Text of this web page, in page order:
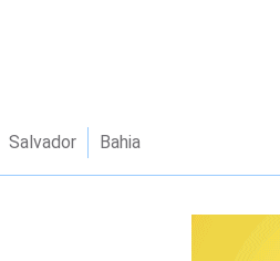
Salvador Bahia